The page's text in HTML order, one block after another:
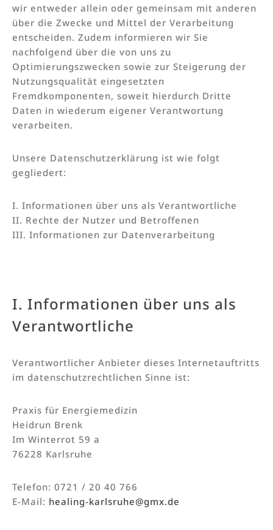
wir entweder allein oder gemeinsam mit anderen
über die Zwecke und Mittel der Verarbeitung
entscheiden. Zudem informieren wir Sie
nachfolgend über die von uns zu
Optimierungszwecken sowie zur Steigerung der
Nutzungsqualität eingesetzten
Fremdkomponenten, soweit hierdurch Dritte
Daten in wiederum eigener Verantwortung
verarbeiten.
Unsere Datenschutzerklärung ist wie folgt
gegliedert:
I. Informationen über uns als Verantwortliche
II. Rechte der Nutzer und Betroffenen
III. Informationen zur Datenverarbeitung
I. Informationen über uns als
Verantwortliche
Verantwortlicher Anbieter dieses Internetauftritts
im datenschutzrechtlichen Sinne ist:
Praxis für Energiemedizin
Heidrun Brenk
Im Winterrot 59 a
76228 Karlsruhe
Telefon: 0721 / 20 40 766
E-Mail: healing-karlsruhe@gmx.de